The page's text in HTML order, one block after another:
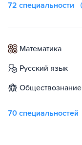
72 специальности
математика
русский язык
обществознание
70 специальностей